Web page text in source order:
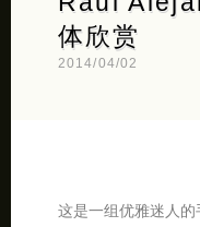
体欣赏
2014/04/02
这是一组优雅迷人